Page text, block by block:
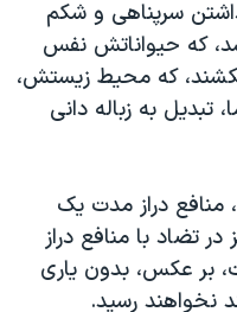
سرپناهی و شکم
که حيواناتش نفس
که محيط زيستش،
به زباله دانی
منافع دراز مدت يک
تضاد با منافع دراز
بر عکس، بدون ياری
نخواهند رسيد.